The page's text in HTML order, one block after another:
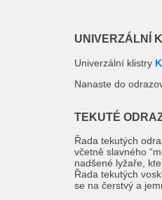
UNIVERZÁLNÍ
Univerzální klistry
Nanaste do
TEKUTÉ
Řada tekutých
včetně slavného
nadšené lyžaře,
Řada tekutých
se na čerstvý a